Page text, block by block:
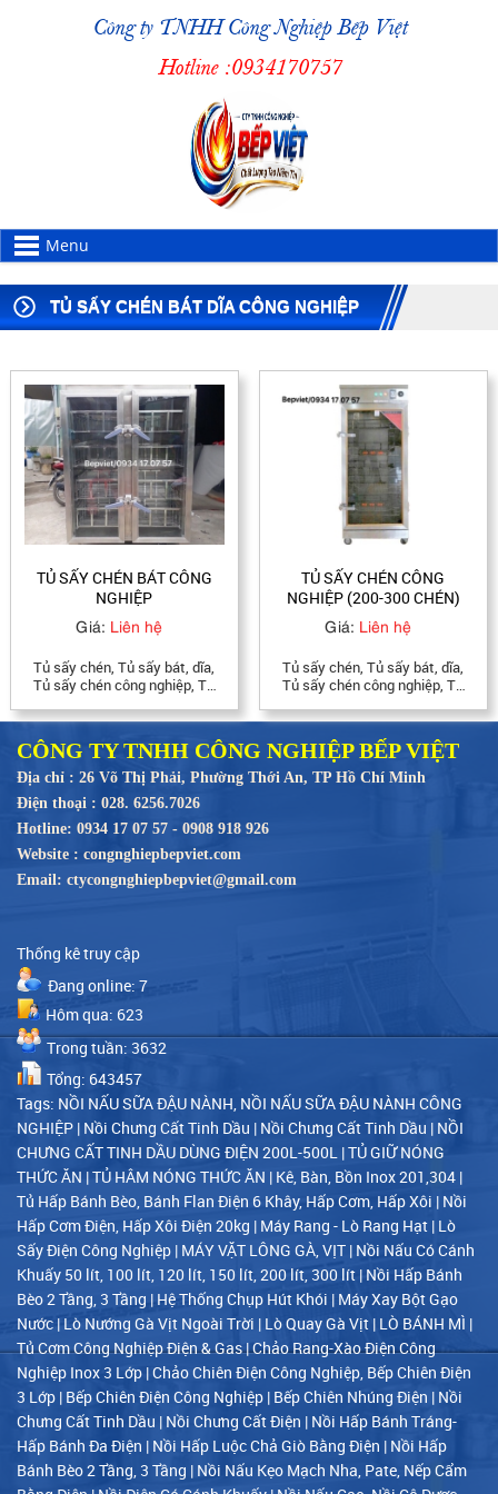
Công ty TNHH Công Nghiệp Bếp Việt
Hotline :0934170757
Menu
TỦ SẤY CHÉN BÁT DĨA CÔNG NGHIỆP
TỦ SẤY CHÉN BÁT CÔNG
NGHIỆP
Giá: Liên hệ
Tủ sấy chén, Tủ sấy bát, dĩa,
Tủ sấy chén công nghiệp, Tủ
Tủ sấy 500 chén, Tủ sấy 200
chén, 300 chén, Tủ sấy bát
công nghiệp. LH 0934. 170757
TỦ SẤY CHÉN CÔNG
NGHIỆP (200-300 CHÉN)
Giá: Liên hệ
Tủ sấy chén, Tủ sấy bát, dĩa,
Tủ sấy chén công nghiệp, Tủ
Tủ sấy chén 1 cánh, Tủ sấy
chén 2 cánh, Tủ sấy chén inox,
Tủ sấy 500 chén, Tủ sấy 200
chén, 300 chén, Tủ sấy bát
công nghiệp. tủ sấy cốc ly LH
CÔNG TY TNHH CÔNG NGHIỆP BẾP VIỆT
Địa chỉ : 26 Võ Thị Phải, Phường Thới An, TP Hồ Chí Minh
Điện thoại : 028. 6256.7026
Hotline: 0934 17 07 57 - 0908 918 926
Website : congnghiepbepviet.com
Email: ctycongnghiepbepviet@gmail.com
Thống kê truy cập
Đang online: 7
Hôm qua: 623
Trong tuần: 3632
Tổng: 643457
Tags: NỒI NẤU SỮA ĐẬU NÀNH, NỒI NẤU SỮA ĐẬU NÀNH CÔNG
NGHIỆP | Nồi Chưng Cất Tinh Dầu | Nồi Chưng Cất Tinh Dầu | NỒI
CHƯNG CẤT TINH DẦU DÙNG ĐIỆN 200L-500L |TỦ GIỮ NÓNG
THỨC ĂN |TỦ HÂM NÓNG THỨC ĂN | Kê, Bàn, Bồn Inox 201,304 |
Tủ Hấp Bánh Bèo, Bánh Flan Điện 6 Khây, Hấp Cơm, Hấp Xôi | Nồi
Hấp Cơm Điện, Hấp Xôi Điện 20kg | Máy Rang - Lò Rang Hạt | Lò
Sấy Điện Công Nghiệp | MÁY VẶT LÔNG GÀ, VỊT | Nồi Nấu Có Cánh
Khuấy 50 lít, 100 lít, 120 lít, 150 lít, 200 lít, 300 lít | Nồi Hấp Bánh
Bèo 2 Tầng, 3 Tầng | Hệ Thống Chụp Hút Khói | Máy Xay Bột Gạo
Nước | Lò Nướng Gà Vịt Ngoài Trời | Lò Quay Gà Vịt | LÒ BÁNH MÌ |
Tủ Cơm Công Nghiệp Điện & Gas|Chảo Rang-Xào Điện Công
Nghiệp Inox 3 Lớp |Chảo Chiên Điện Công Nghiệp, Bếp Chiên Điện
3 Lớp | Bếp Chiên Điện Công Nghiệp | Bếp Chiên Nhúng Điện | Nồi
Chưng Cất Tinh Dầu | Nồi Chưng Cất Điện | Nồi Hấp Bánh Tráng-
Hấp Bánh Đa Điện | Nồi Hấp Luộc Chả Giò Bằng Điện | Nồi Hấp
Bánh Bèo 2 Tầng, 3 Tầng | Nồi Nấu Kẹo Mạch Nha, Pate, Nếp Cẩm